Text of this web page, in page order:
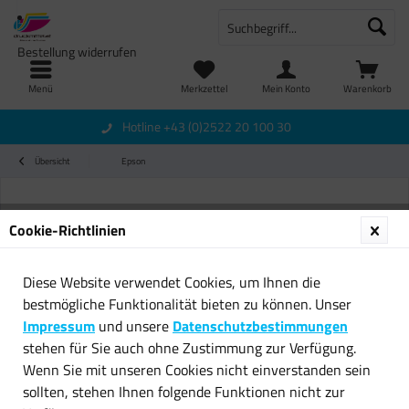
Menü Warenkorb
Merkzettel
Bestellung widerrufen
Mein Konto
Hotline +43 (0)2522 20 100 30
Übersicht Epson
Cookie-Richtlinien
Diese Website verwendet Cookies, um Ihnen die
bestmögliche Funktionalität bieten zu können. Unser
Impressum und unsere Datenschutzbestimmungen
stehen für Sie auch ohne Zustimmung zur Verfügung.
Wenn Sie mit unseren Cookies nicht einverstanden sein
sollten, stehen Ihnen folgende Funktionen nicht zur